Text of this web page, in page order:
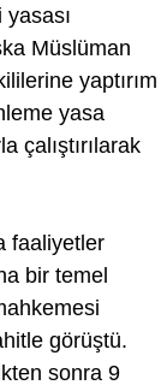
Müslüman
yaptırım
yasa
çalıştırılarak
faaliyetler
bir temel
görüştü.
sonra 9